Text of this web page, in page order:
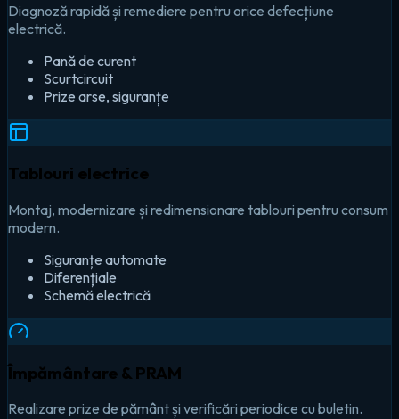
Diagnoză rapidă și remediere pentru orice defecțiune
electrică.
Pană de curent
Scurtcircuit
Prize arse, siguranțe
Tablouri electrice
Montaj, modernizare și redimensionare tablouri pentru consum
modern.
Siguranțe automate
Diferențiale
Schemă electrică
Împământare & PRAM
Realizare prize de pământ și verificări periodice cu buletin.